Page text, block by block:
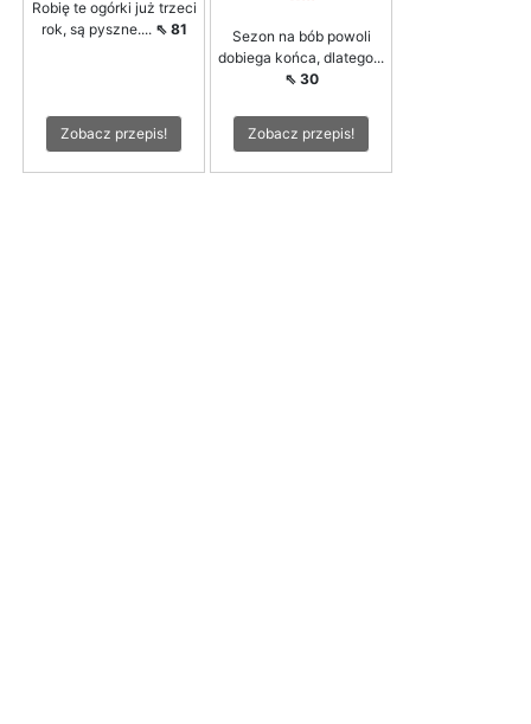
Robię te ogórki już trzeci
rok, są pyszne.... ⇖ 81
Zobacz przepis!
Sezon na bób powoli
dobiega końca, dlatego...
⇖ 30
Zobacz przepis!